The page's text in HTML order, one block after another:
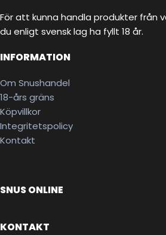
För att kunna handla produkter från
du enligt svensk lag ha fyllt 18 år.
INFORMATION
Om Snushandel
18-års gräns
Köpvillkor
Integritetspolicy
Kontakt
SNUS ONLINE
KONTAKT